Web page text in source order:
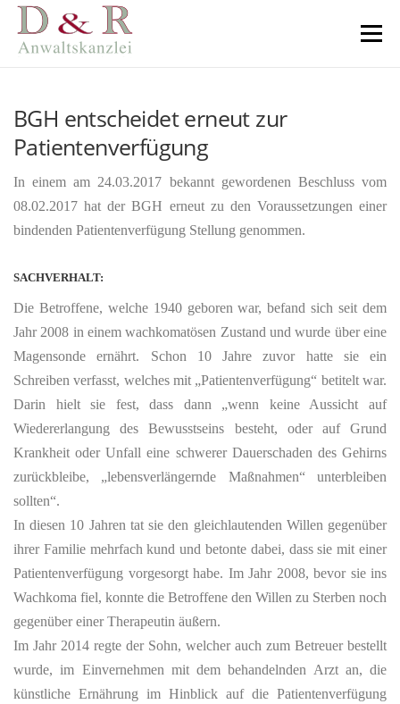
Direkt
Inhalt
Menü
BGH entscheidet erneut zur
Patientenverfügung
In einem am 24.03.2017 bekannt gewordenen Beschluss vom
08.02.2017 hat der BGH erneut zu den Voraussetzungen einer
bindenden Patientenverfügung Stellung genommen.
SACHVERHALT:
Die Betroffene, welche 1940 geboren war, befand sich seit dem
Jahr 2008 in einem wachkomatösen Zustand und wurde über eine
Magensonde ernährt. Schon 10 Jahre zuvor hatte sie ein
Schreiben verfasst, welches mit „Patientenverfügung“ betitelt war.
Darin hielt sie fest, dass dann „wenn keine Aussicht auf
Wiedererlangung des Bewusstseins besteht, oder auf Grund
Krankheit oder Unfall eine schwerer Dauerschaden des Gehirns
zurückbleibe, „lebensverlängernde Maßnahmen“ unterbleiben
sollten“.
In diesen 10 Jahren tat sie den gleichlautenden Willen gegenüber
ihrer Familie mehrfach kund und betonte dabei, dass sie mit einer
Patientenverfügung vorgesorgt habe. Im Jahr 2008, bevor sie ins
Wachkoma fiel, konnte die Betroffene den Willen zu Sterben noch
gegenüber einer Therapeutin äußern.
Im Jahr 2014 regte der Sohn, welcher auch zum Betreuer bestellt
wurde, im Einvernehmen mit dem behandelnden Arzt an, die
künstliche Ernährung im Hinblick auf die Patientenverfügung